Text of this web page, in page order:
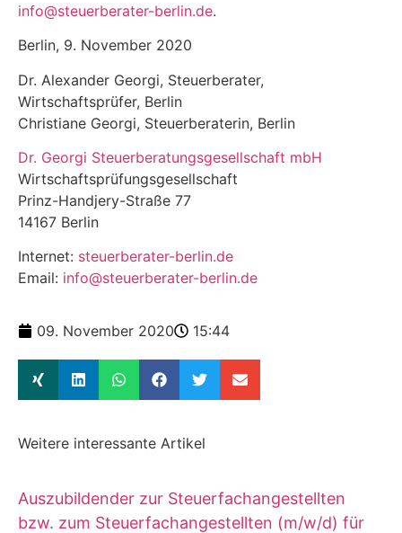
info@steuerberater-berlin.de.
Berlin, 9. November 2020
Dr. Alexander Georgi, Steuerberater,
Wirtschaftsprüfer, Berlin
Christiane Georgi, Steuerberaterin, Berlin
Dr. Georgi Steuerberatungsgesellschaft mbH
Wirtschaftsprüfungsgesellschaft
Prinz-Handjery-Straße 77
14167 Berlin
Internet: steuerberater-berlin.de
Email: info@steuerberater-berlin.de
09. November 2020 15:44
Weitere interessante Artikel
Auszubildender zur Steuerfachangestellten
bzw. zum Steuerfachangestellten (m/w/d) für